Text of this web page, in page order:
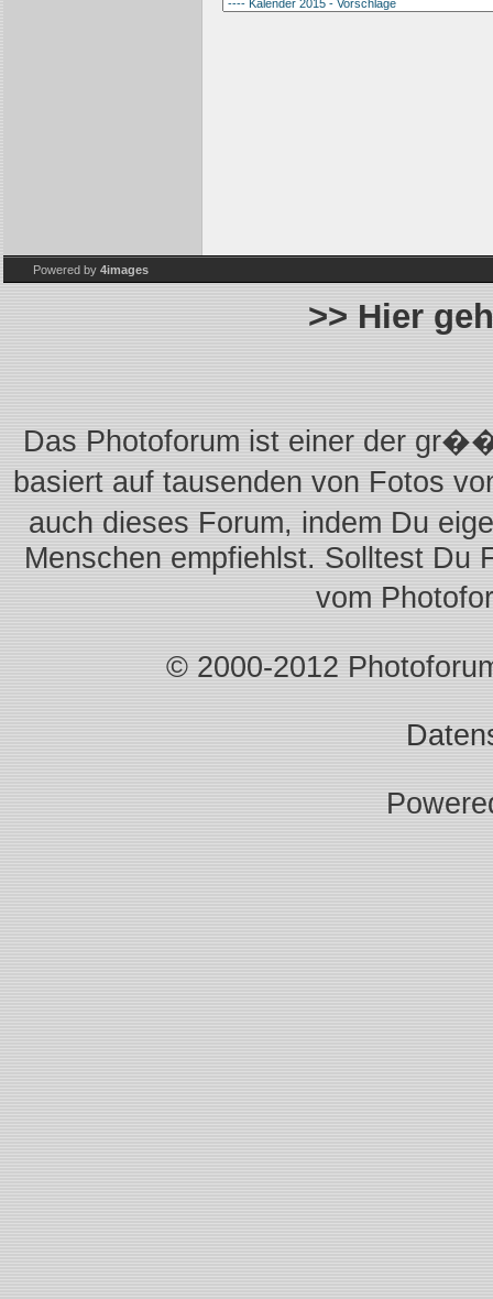
Powered by 4images
>> Hier
Das Photoforum ist einer der
basiert auf tausenden von Fotos
auch dieses Forum, indem Du
Menschen empfiehlst. Solltest Du
vom
© 2000-2012